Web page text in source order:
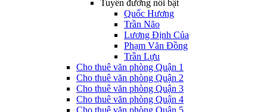
Tuyến đường nổi bật
Quốc Hương
Trần Não
Lương Định Của
Phạm Văn Đồng
Trần Lựu
Cho thuê văn phòng Quận 1
Cho thuê văn phòng Quận 2
Cho thuê văn phòng Quận 3
Cho thuê văn phòng Quận 4
Cho thuê văn phòng Quận 5